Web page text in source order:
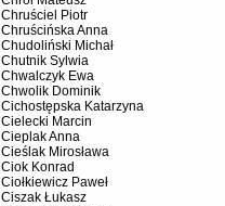
Chruściel Piotr
Chruścińska Anna
Chudoliński Michał
Chutnik Sylwia
Chwalczyk Ewa
Chwolik Dominik
Cichostępska Katarzyna
Cielecki Marcin
Cieplak Anna
Cieślak Mirosława
Ciok Konrad
Ciołkiewicz Paweł
Ciszak Łukasz